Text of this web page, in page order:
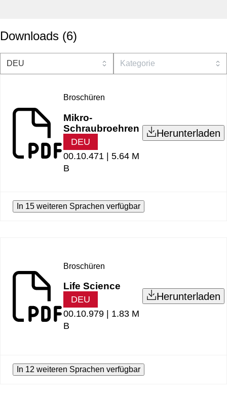
Downloads (6)
Broschüren
Mikro-
Schraubroehren
DEU
00.10.471 | 5.64 M
B
Herunterladen
In 15 weiteren Sprachen verfügbar
Broschüren
Life Science
DEU
00.10.979 | 1.83 M
B
Herunterladen
In 12 weiteren Sprachen verfügbar